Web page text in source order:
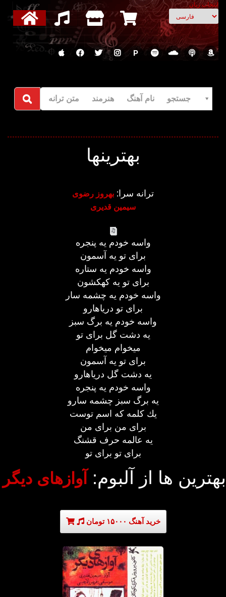
انتخاب زبان
P
جستجو نام آهنگ هنرمند متن ترانه
بهترینها
ترانه سرا: بهروز رضوی
سیمین قدیری
واسه خودم یه پنجره
برای تو یه آسمون
واسه خودم یه ستاره
برای تو یه كهكشون
واسه خودم یه چشمه سار
برای تو دریاهارو
واسه خودم یه برگ سبز
یه دشت گل برای تو
میخوام میخوام
برای تو یه آسمون
یه دشت گل دریاهارو
واسه خودم یه پنجره
یه برگ سبز چشمه سارو
یك كلمه كه اسم توست
برای من برای من
یه عالمه حرف قشنگ
برای تو برای تو
بهترین ها از آلبوم: آوازهای دیگر
خرید آهنگ ۱۵۰۰۰ تومان